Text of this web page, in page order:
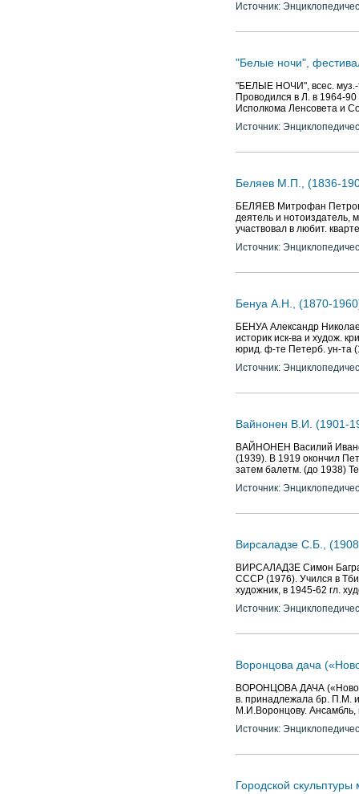
Источник:
"Белые ночи",
"БЕЛЫЕ НОЧИ", всес. муз.-
Проводился в Л. в 1964-
Исполкома Ленсовета и
Источник:
Беляев М.П., (1836-
БЕЛЯЕВ Митрофан
деятель и нотоиздатель,
участвовал в любит.
Источник:
Бенуа А.Н., (1870-
БЕНУА Александр
историк иск-ва и худож.
юрид. ф-те Петерб. ун-та
Источник:
Вайнонен В.И. (1901-
ВАЙНОНЕН Василий
(1939). В 1919 окончил
затем балетм. (до 1938)
Источник:
Вирсаладзе С.Б.,
ВИРСАЛАДЗЕ Симон
СССР (1976). Учился в
художник, в 1945-62 гл.
Источник:
Воронцова дача
ВОРОНЦОВА ДАЧА
в. принадлежала бр. П.М.
М.И.Воронцову.
Источник:
Городской скульптуры